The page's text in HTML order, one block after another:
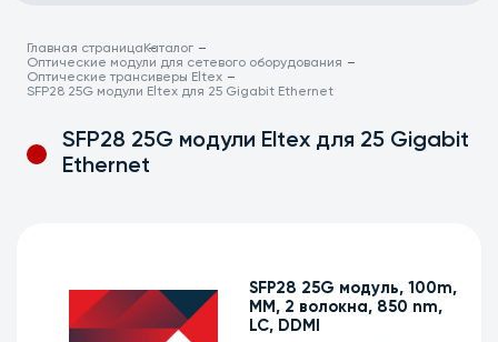
Главная страница Каталог
Оптические модули для сетевого оборудования
Оптические трансиверы Eltex
SFP28 25G модули Eltex для 25 Gigabit Ethernet
SFP28 25G модули Eltex для 25 Gigabit
Ethernet
Применить
SFP28 25G модуль, 100m,
MM, 2 волокна, 850 nm,
LC, DDMI